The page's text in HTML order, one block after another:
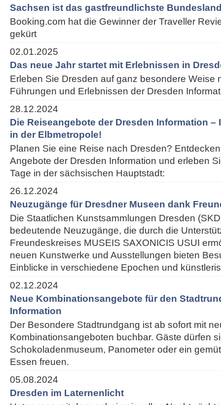
Sachsen ist das gastfreundlichste
Booking.com hat die Gewinner der Traveller
gekürt
02.01.2025
Das neue Jahr startet mit Erlebnissen in
Erleben Sie Dresden auf ganz besondere Weise
Führungen und Erlebnissen der Dresden
28.12.2024
Die Reiseangebote der Dresden Information –
in der Elbmetropole!
Planen Sie eine Reise nach Dresden?
Angebote der Dresden Information und erleben
Tage in der sächsischen Hauptstadt:
26.12.2024
Neuzugänge für Dresdner Museen dank
Die Staatlichen Kunstsammlungen Dresden
bedeutende Neuzugänge, die durch die
Freundeskreises MUSEIS SAXONICIS USUI
neuen Kunstwerke und Ausstellungen bieten
Einblicke in verschiedene Epochen und
02.12.2024
Neue Kombinationsangebote für den
Information
Der Besondere Stadtrundgang ist ab sofort mit
Kombinationsangeboten buchbar. Gäste dürfen
Schokoladenmuseum, Panometer oder ein
Essen freuen.
05.08.2024
Dresden im Laternenlicht